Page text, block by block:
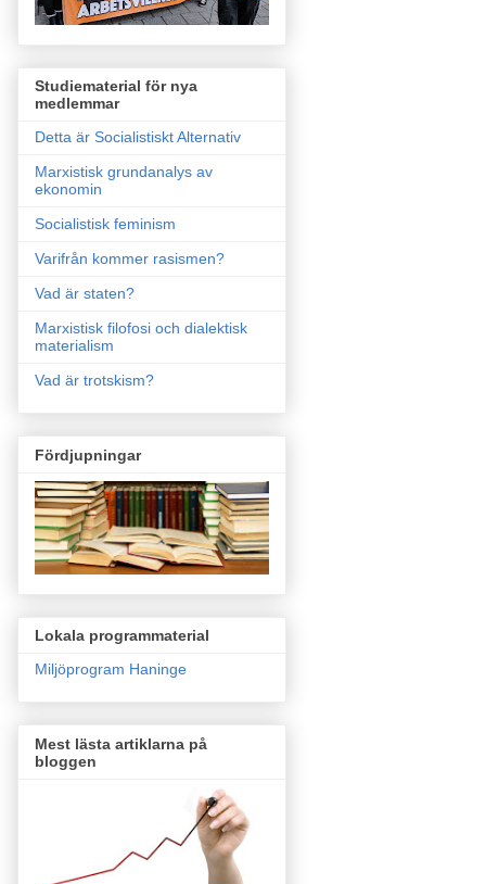
Studiematerial för nya
medlemmar
Detta är Socialistiskt Alternativ
Marxistisk grundanalys av
ekonomin
Socialistisk feminism
Varifrån kommer rasismen?
Vad är staten?
Marxistisk filofosi och dialektisk
materialism
Vad är trotskism?
Fördjupningar
Lokala programmaterial
Miljöprogram Haninge
Mest lästa artiklarna på
bloggen